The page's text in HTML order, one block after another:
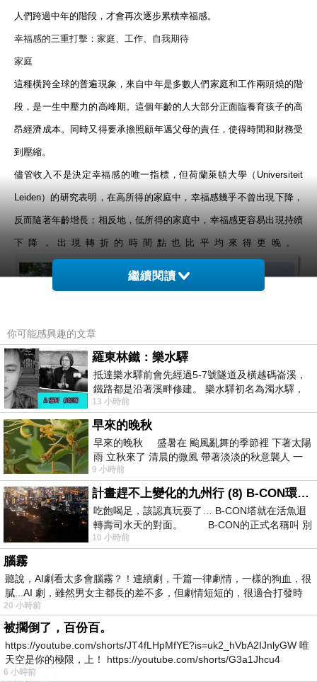
人們跨過中年的階段，才會再次逐步累積幸福感。
幸福感的三重打擊：家庭、工作、自我期待
家庭
這種橫跨全球的普遍現象，來自中年是多數人們家庭和工作兩頭燒的階
段，是一生中壓力的高峰期。這個年齡的人大部分正面臨養育孩子的高
昂經濟成本。同時又得要承擔照顧年邁父母的責任，使得時間和財務受
到壓縮。
儘管收入不是決定幸福感的唯一指標，但荷蘭萊頓大學（ Universiteit
Leiden）的研究表明，在高所得的家庭中，幸福感幾乎不曾出現下降，
反而隨著年齡增長；相反地，低所得的家庭中，幸福感更容易出現持續
下降，出現轉折的時間點也比平均來得更晚。
工作
在肩負家庭壓力的同時，中年的工作者多數位居管理職，除了需要處理
繁重任務，更要耗費心力平衡團隊人際和業績壓力，這個「管理職悖
論」更是讓工作者對於升遷機會感到卻步。日本慶應義塾大學（Keio
University
果得出：
晉升管理職的前一年到晉升後 3年內，幸福感沒有增加的趨勢。
成為管理職後，雖然年收入增加，但對收入的滿意度並沒有增加。
繼續閱讀
你可能感興趣的文章
羅東林鐵：樂水驛
抵達樂水驛前會先經過5-7號隧道及橫越碼崙溪，
鐵路都是沿著溪畔修建。 樂水驛初名為濁水驛，
但因與臺鐵集集線車站同名，於1953
13 小時前
早來的晚秋
早來的晚秋 盛暑在 颱風亂舞的季節裡 下著太陽
雨 立秋來了 清晨的微風 帶著淡淡的秋意襲人 一
下子 又被赤
9 小時前
計畫趕不上變化的九州行 (8) B-CON環球塔
吃飽喝足，該認真玩耍了… B-CON塔就在活魚迴
轉壽司水天的對面。 B-CON的正式名稱叫 別
10 小時前
腦霧
聽說，AI劇看太多會腦霧？！連續劇，千篇一律劇情，一樣的狗血，很
膩...AI 劇，雖然男女主都長的差不多，但劇情短短的，很適合打發時
20 小時前
被擱倒了，百份百。
https://youtube.com/shorts/JT4fLHpMfYE?is=uk2_hVbA2IJnlyGW 唯
天空是你的極限，上！ https://youtube.com/shorts/G3a1Jhcu4
6 小時前